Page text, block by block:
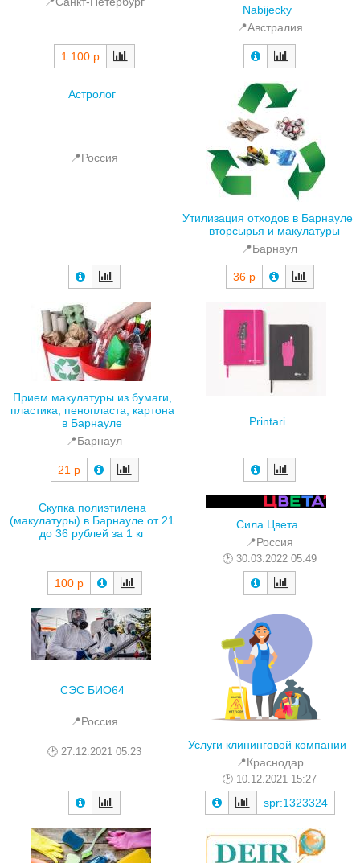
1 100 р
Nabijecky
📍Австралия
Астролог
📍Россия
Утилизация отходов в Барнауле
— вторсырья и макулатуры
📍Барнаул
36 р
Прием макулатуры из бумаги,
пластика, пенопласта, картона
в Барнауле
📍Барнаул
21 р
Рrintari
Скупка полиэтилена
(макулатуры) в Барнауле от 21
до 36 рублей за 1 кг
100 р
Сила Цвета
📍Россия
30.03.2022 05:49
СЭС БИО64
📍Россия
27.12.2021 05:23
Услуги клининговой компании
📍Краснодар
10.12.2021 15:27
spr:1323324